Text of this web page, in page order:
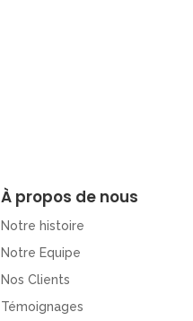
À propos de nous
Notre histoire
Notre Equipe
Nos Clients
Témoignages